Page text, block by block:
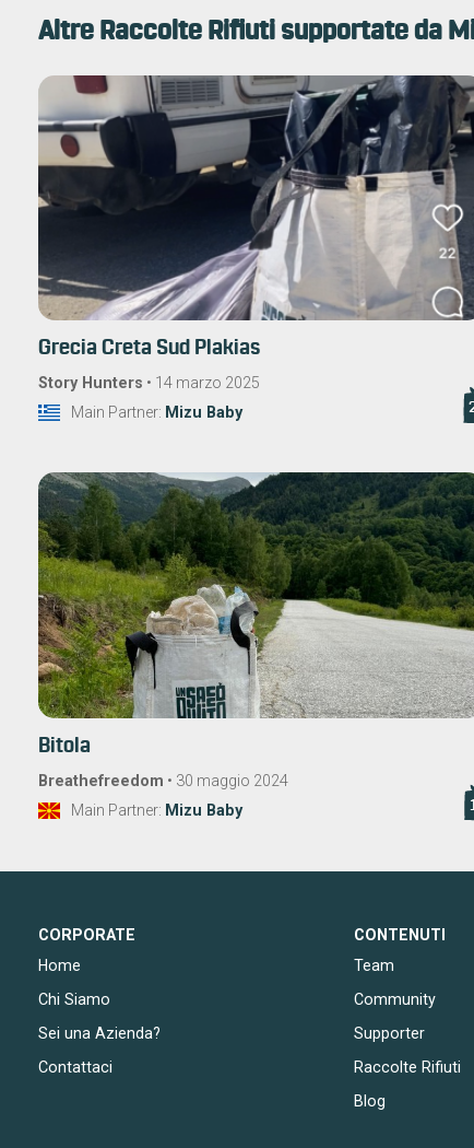
Altre Raccolte Rifiuti supportate da
Grecia Creta Sud Plakias
Story Hunters • 14 marzo 2025
Main Partner: Mizu Baby
Bitola
Breathefreedom • 30 maggio 2024
Main Partner: Mizu Baby 1
CORPORATE
Home
Chi Siamo
Sei una Azienda?
Contattaci
CONTENUTI
Team
Community
Supporter
Raccolte Rifiuti
Blog